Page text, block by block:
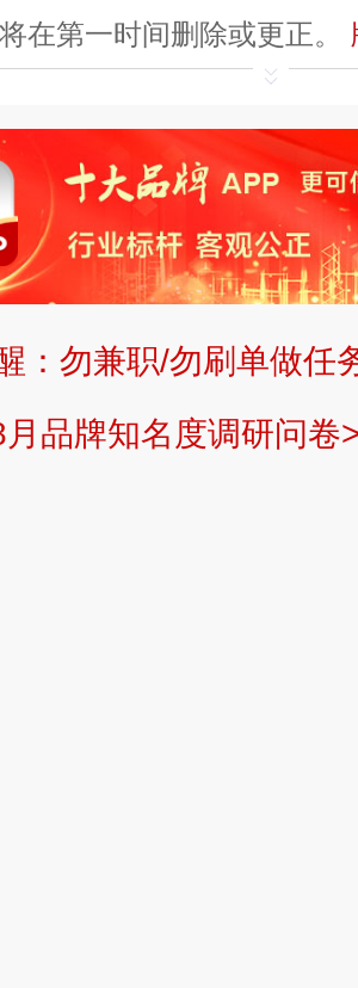
在第一时间删除或更正。
平台自有内容（文字
等）知识产权归本站所
载、商用。本站不生产产
招商、不提供中介服务。
的观点或意见，页面信息
快速提交发布>> 提交品
：勿兼职/勿刷单做任
品牌知名度调研问卷